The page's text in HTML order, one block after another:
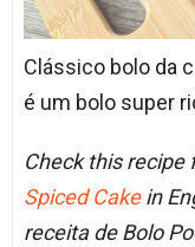
Clássico bolo da
é um bolo super
Check this recipe
Spiced Cakein
receita de Bolo